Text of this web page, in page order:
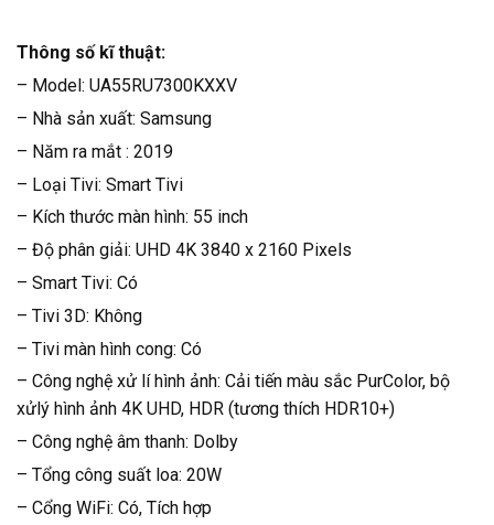
Thông số kĩ thuật:
– Model: UA55RU7300KXXV
– Nhà sản xuất: Samsung
– Năm ra mắt : 2019
– Loại Tivi: Smart Tivi
– Kích thước màn hình: 55 inch
– Độ phân giải: UHD 4K 3840 x 2160 Pixels
– Smart Tivi: Có
– Tivi 3D: Không
– Tivi màn hình cong: Có
– Công nghệ xử lí hình ảnh: Cải tiến màu sắc PurColor, bộ
xửlý hình ảnh 4K UHD, HDR (tương thích HDR10+)
– Công nghệ âm thanh: Dolby
– Tổng công suất loa: 20W
– Cổng WiFi: Có, Tích hợp